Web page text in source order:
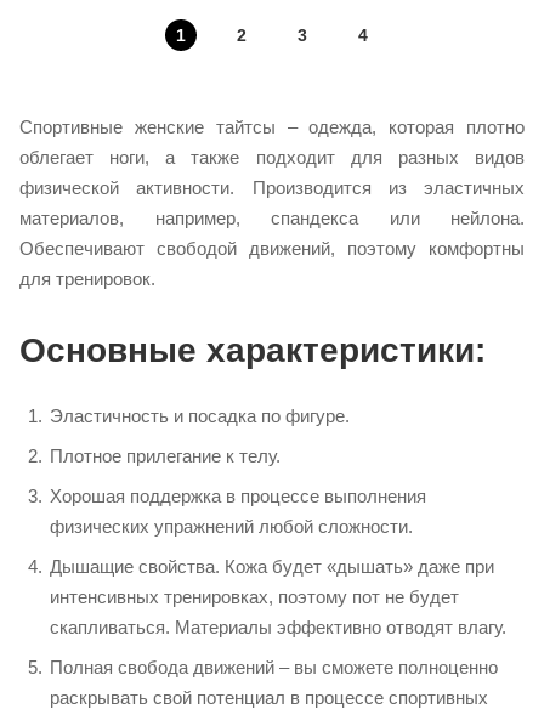
1 2 3 4
Спортивные женские тайтсы – одежда, которая плотно
облегает ноги, а также подходит для разных видов
физической активности. Производится из эластичных
материалов, например, спандекса или нейлона.
Обеспечивают свободой движений, поэтому комфортны
для тренировок.
Основные характеристики:
Эластичность и посадка по фигуре.
Плотное прилегание к телу.
Хорошая поддержка в процессе выполнения
физических упражнений любой сложности.
Дышащие свойства. Кожа будет «дышать» даже при
интенсивных тренировках, поэтому пот не будет
скапливаться. Материалы эффективно отводят влагу.
Полная свобода движений – вы сможете полноценно
раскрывать свой потенциал в процессе спортивных